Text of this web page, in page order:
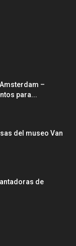
–
para...
del museo Van
de